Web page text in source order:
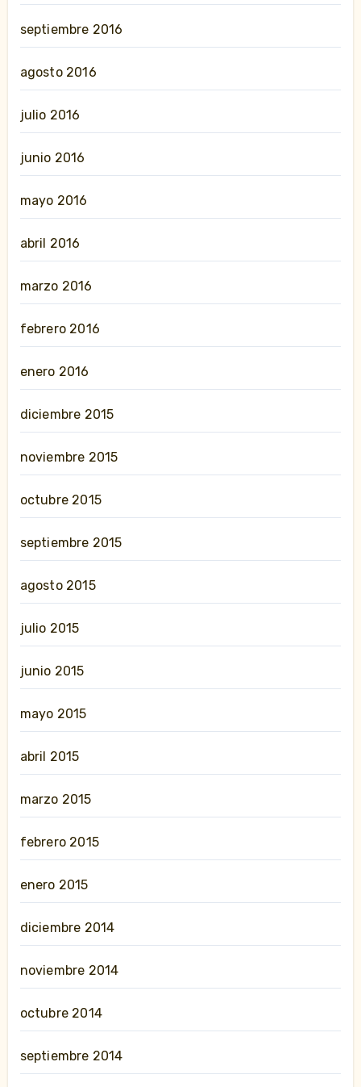
septiembre 2016
agosto 2016
julio 2016
junio 2016
mayo 2016
abril 2016
marzo 2016
febrero 2016
enero 2016
diciembre 2015
noviembre 2015
octubre 2015
septiembre 2015
agosto 2015
julio 2015
junio 2015
mayo 2015
abril 2015
marzo 2015
febrero 2015
enero 2015
diciembre 2014
noviembre 2014
octubre 2014
septiembre 2014